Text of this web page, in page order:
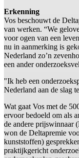
Erkenning
Vos beschouwt de
van werken. “We
voor ogen van een
nu in aanmerking is
Nederland zo’n
een ander
"Ik heb een
Nederland aan de slag
Wat gaat Vos met de
ervoor bedoeld om als
de andere prijswinnaar
won de Deltapremie
kunststoffen)
praktijkgericht